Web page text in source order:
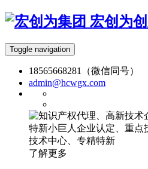
宏创为
Toggle navigation
18565668281（微信同号）
admin@hcwgx.com
了解更多